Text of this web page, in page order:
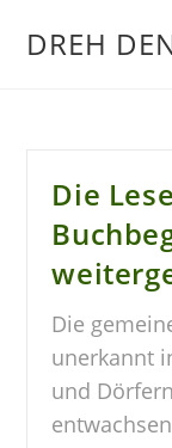
DREH
Die
Die
unerkannt
und